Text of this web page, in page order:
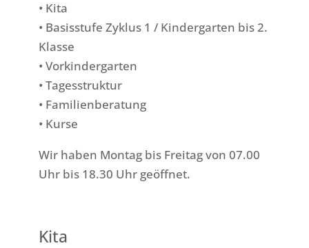
• Kita
• Basisstufe Zyklus 1 / Kindergarten bis 2.
Klasse
• Vorkindergarten
• Tagesstruktur
• Familienberatung
• Kurse
Wir haben Montag bis Freitag von 07.00
Uhr bis 18.30 Uhr geöffnet.
Kita